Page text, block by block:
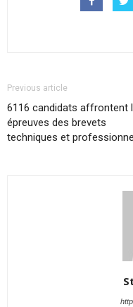
Previous article
6116 candidats affrontent
épreuves des brevets
techniques et